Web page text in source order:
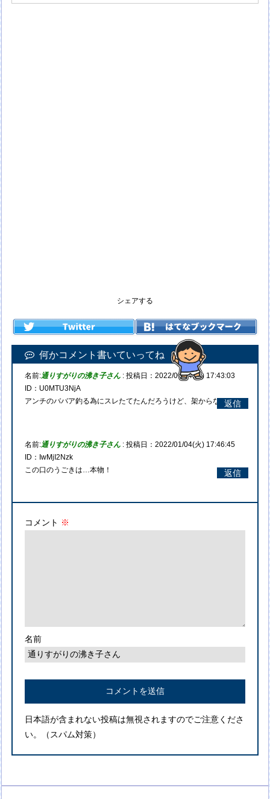
シェアする
何かコメント書いていってね
名前:通りすがりの沸き子さん : 投稿日：2022/01/04(火) 17:43:03
ID：U0MTU3NjA
アンチのババア釣る為にスレたてたんだろうけど、架からないね。
返信
名前:通りすがりの沸き子さん : 投稿日：2022/01/04(火) 17:46:45
ID：IwMjI2Nzk
この口のうごきは…本物！
返信
コメント ※
名前
日本語が含まれない投稿は無視されますのでご注意くださ
い。（スパム対策）